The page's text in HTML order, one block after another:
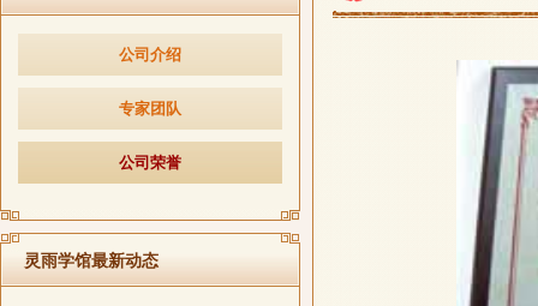
公司介绍
专家团队
公司荣誉
灵雨学馆最新动态